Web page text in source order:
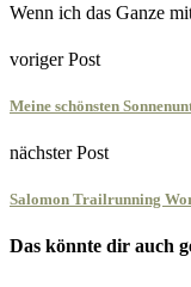
Wenn ich das Ganze
voriger Post
Meine schönsten
nächster Post
Salomon Trailrunning
Das könnte dir auch